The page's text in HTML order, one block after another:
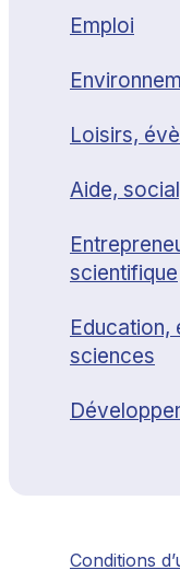
Emploi
Loisirs,
Aide,
scientifique
Education,
sciences
Conditions